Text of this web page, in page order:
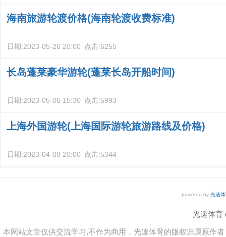
海南旅游轮渡价格(海南轮渡收费标准)
日期:2023-05-26 20:00 点击:6255
长岛蓬莱豪华游轮(蓬莱长岛开船时间)
日期:2023-05-05 15:30 点击:5993
上海外国游轮(上海国际游轮旅游路线及价格)
日期:2023-04-08 20:00 点击:5344
powered by 光速
光速体育
本网站文章仅供交流学习,不作为商用，光速体育的版权归属原作